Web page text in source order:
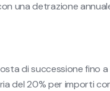
una detrazione
di successione fino
del 20% per importi